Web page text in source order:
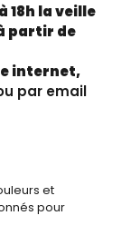
18h la veille
partir de
internet,
par email
et
pour